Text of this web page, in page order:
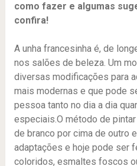
como fazer e algumas
confira!
A unha francesinha é, de
nos salões de beleza. Um
diversas modificações para
mais modernas e que pode
pessoa tanto no dia a dia
especiais.O método de
de branco por cima de outro
adaptações e hoje pode ser
coloridos, esmaltes foscos